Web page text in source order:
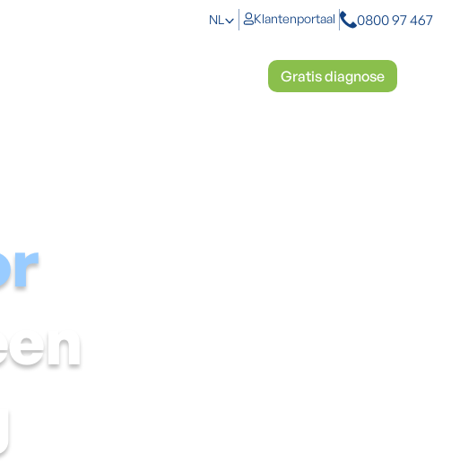
NL Klantenportaal 0800 97 467
Gratis diagnose